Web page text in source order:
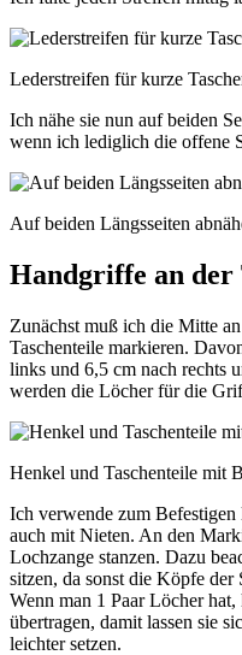
Lederstreifen für kurze
Ich nähe sie nun auf beiden
wenn ich lediglich die offene
Auf beiden Längsseiten
Handgriffe an der
Zunächst muß ich die Mitte
Taschenteile markieren.
links und 6,5 cm nach rechts
werden die Löcher für die
Henkel und Taschenteile mit
Ich verwende zum Befestigen
auch mit Nieten. An den
Lochzange stanzen. Dazu
sitzen, da sonst die Köpfe der
Wenn man 1 Paar Löcher
übertragen, damit lassen sie
leichter setzen.